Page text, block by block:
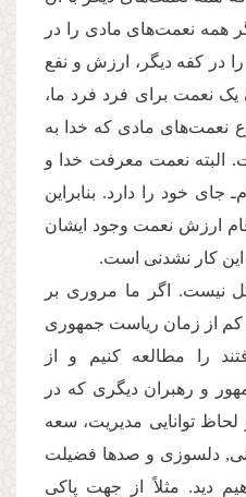
همه نعمت‌های مادی را در
در کفه دیگر، ارزش و نفع
نعمت برای فرد فرد ما،
نعمت‌های مادی که خدا به
البته نعمت معرفت خدا و
‌جای خود را دارد. بنابراین
ارزش نعمت وجود ایشان
این کار نشدنی است.
نیست. اگر ما مروری بر
کم از زمان ریاست جمهوری
را مطالعه کنیم و از
و رهبران دیگری که در
توانایی مدیریت، سعه
دلسوزی و صدها فضیلت
دید. مثلاً از جهت پاکی